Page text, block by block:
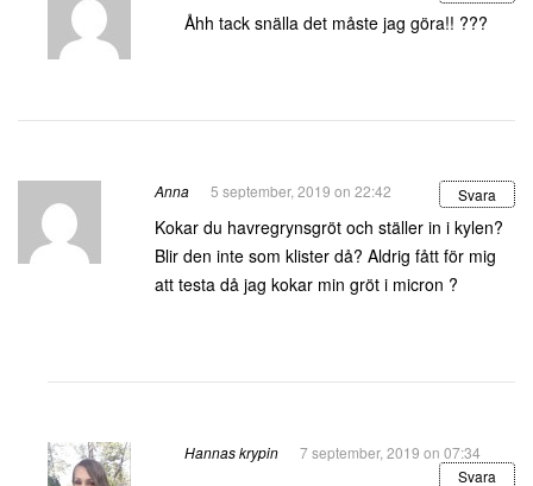
Åhh tack snälla det måste jag göra!! ???
Anna 5 september, 2019 on 22:42 Svara
Kokar du havregrynsgröt och ställer in i kylen?
Blir den inte som klister då? Aldrig fått för mig
att testa då jag kokar min gröt i micron ?
Hannas krypin
7 september, 2019 on 07:34
Svara